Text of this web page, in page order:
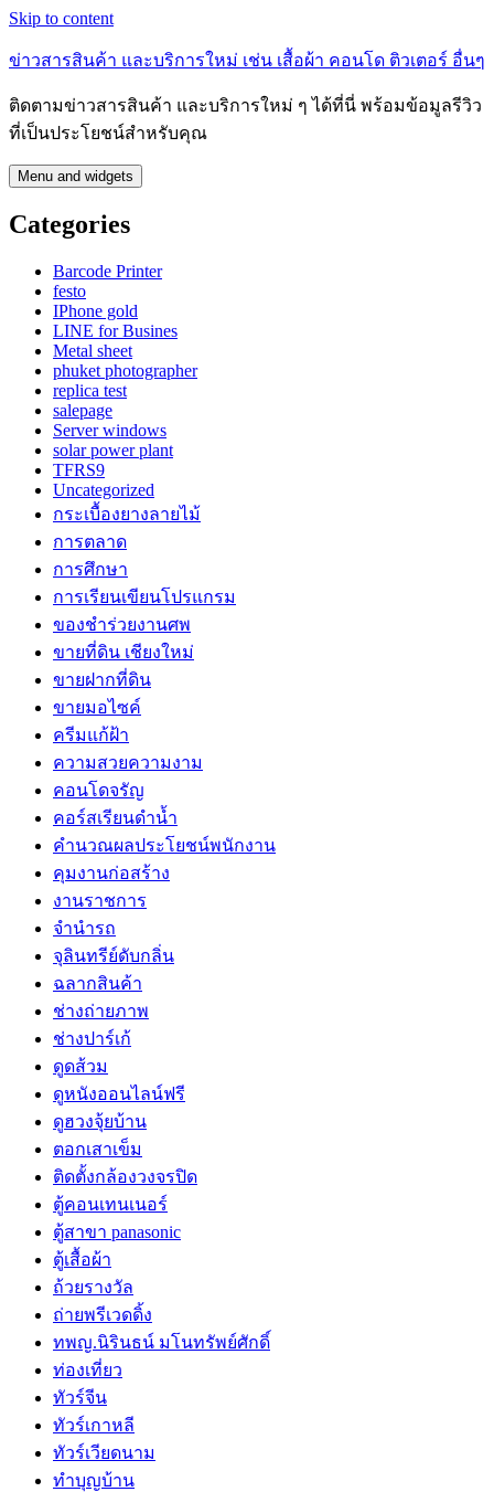
Skip to content
ข่าวสารสินค้า และบริการใหม่ เช่น เสื้อผ้า คอนโด ติวเตอร์ อื่นๆ
ติดตามข่าวสารสินค้า และบริการใหม่ ๆ ได้ที่นี่ พร้อมข้อมูลรีวิว
ที่เป็นประโยชน์สำหรับคุณ
Menu and widgets
Categories
Barcode Printer
festo
IPhone gold
LINE for Busines
Metal sheet
phuket photographer
replica test
salepage
Server windows
solar power plant
TFRS9
Uncategorized
กระเบื้องยางลายไม้
การตลาด
การศึกษา
การเรียนเขียนโปรแกรม
ของชำร่วยงานศพ
ขายที่ดิน เชียงใหม่
ขายฝากที่ดิน
ขายมอไซค์
ครีมแก้ฝ้า
ความสวยความงาม
คอนโดจรัญ
คอร์สเรียนดำน้ำ
คำนวณผลประโยชน์พนักงาน
คุมงานก่อสร้าง
งานราชการ
จำนำรถ
จุลินทรีย์ดับกลิ่น
ฉลากสินค้า
ช่างถ่ายภาพ
ช่างปาร์เก้
ดูดส้วม
ดูหนังออนไลน์ฟรี
ดูฮวงจุ้ยบ้าน
ตอกเสาเข็ม
ติดตั้งกล้องวงจรปิด
ตู้คอนเทนเนอร์
ตู้สาขา panasonic
ตู้เสื้อผ้า
ถ้วยรางวัล
ถ่ายพรีเวดดิ้ง
ทพญ.นิรินธน์ มโนทรัพย์ศักดิ์
ท่องเที่ยว
ทัวร์จีน
ทัวร์เกาหลี
ทัวร์เวียดนาม
ทำบุญบ้าน